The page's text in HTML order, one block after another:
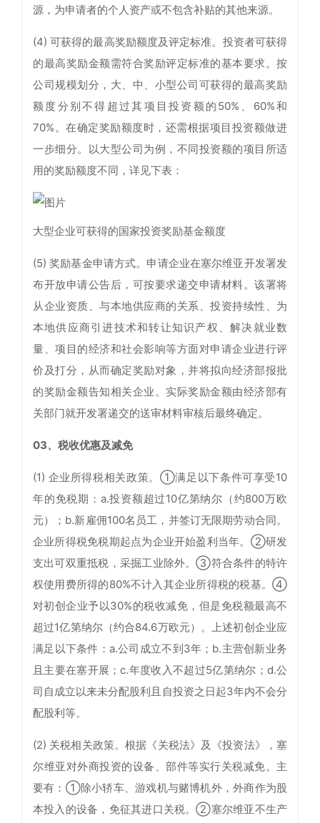
源，为申请者的个人资产或不包含补贴的其他来源。
(4) 可获得的最高奖励额度及评定标准。投资者可获得
的最高奖励金额需符合奖励评定标准的基本要求。按
公司规模划分，大、中、小型公司可获得的最高奖励
额度分别不得超过其项目投资额的50%、60%和
70%。在确定奖励额度时，还需根据项目投资额做进
一步细分。以大型公司为例，不同投资额的项目所适
用的奖励额度不同，详见下表：
大型企业可获得的国家投资奖励基金额度
(5) 奖励基金申请方式。申请企业在塞尔维亚开发署发
布开放申请公告后，可按要求递交申请材料。该署将
从企业资质、与本地供应商的关系、投资持续性、为
本地供应商引进技术和转让知识产权、解决就业数
量、项目的经济和社会影响等方面对申请企业进行评
价及打分，从而确定奖励对象，并将拟向经济部报批
的奖励金额告知相关企业。实际奖励金额由经济部有
关部门就开发署递交的送审材料审核后最终确定。
03、税收优惠及减免
(1) 企业所得税相关政策。①满足以下条件可享受10
年的免税期：a.投资额超过10亿第纳尔（约800万欧
元）；b.新雇佣100名员工，并签订无限期劳动合同。
企业所得税免税期起点为企业开始盈利当年。②研发
支出可双重抵税，采掘工业除外。③符合条件的特许
权使用费所得的80%不计入其企业所得税的税基。④
对初创企业予以30%的税收减免，但是免税额最高不
超过1亿第纳尔（约合84.6万欧元）。上述初创企业应
满足以下条件：a.公司成立不到3年；b.主营创新业务
且主要在塞开展；c.年度收入不超过5亿第纳尔；d.公
司自成立以来未分配股利且自投资之日起3年内不会分
配股利等。
(2) 关税相关政策。根据《关税法》及《投资法》，塞
尔维亚对外商投资的设备、部件等实行关税减免。主
要有：①除小轿车、游戏机与赌博机外，外商作为股
本投入的设备，免征其进口关税。②塞尔维亚不生产